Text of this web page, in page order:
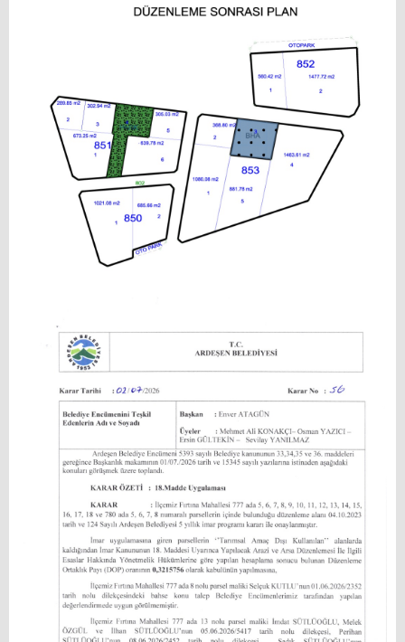
Canlı Kamera Hizmeti
İletişim Bilgileri
Beyazmasa Başvuru